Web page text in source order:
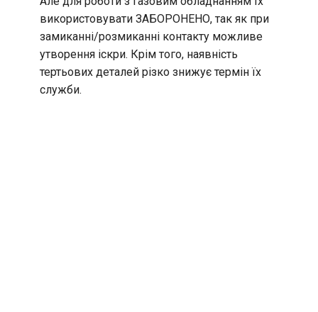
використовувати ЗАБОРОНЕНО, так як при
замиканні/розмиканні контакту можливе
утворення іскри. Крім того, наявність
тертьових деталей різко знижує термін їх
служби.